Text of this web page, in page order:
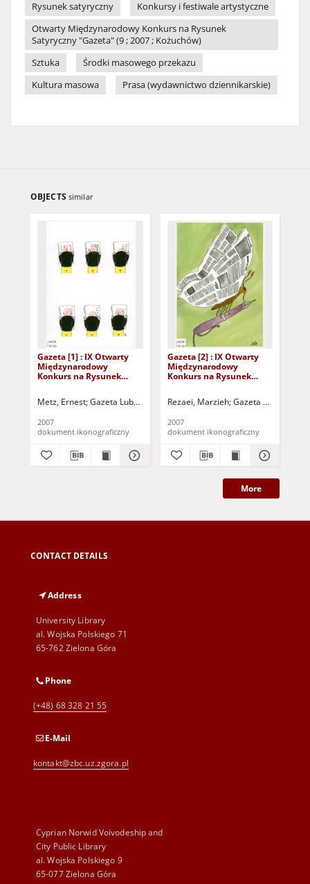
Rysunek satyryczny
Konkursy i festiwale artystyczne
Otwarty Międzynarodowy Konkurs na Rysunek
Satyryczny "Gazeta" (9 ; 2007 ; Kożuchów)
Sztuka
Środki masowego przekazu
Kultura masowa
Prasa (wydawnictwo dziennikarskie)
OBJECTS similar
Gazeta [1] : IX Otwarty
Międzynarodowy
Konkurs na Rysunek
Metz, Ernest Gazeta Lubuska (Zielona Góra) Kożuchowski Ośrodek
2007
dokument ikonograficzny
Gazeta [2] : IX Otwarty
Międzynarodowy
Konkurs na Rysunek
Rezaei, Marzieh Gazeta Lubuska
2007
dokument ikonograficzny
More
CONTACT DETAILS
Address
University Library
al. Wojska Polskiego 71
65-762 Zielona Góra
Phone
(+48) 68 328 21 55
E-Mail
kontakt@zbc.uz.zgora.pl
Cyprian Norwid Voivodeship and
City Public Library
al. Wojska Polskiego 9
65-077 Zielona Góra